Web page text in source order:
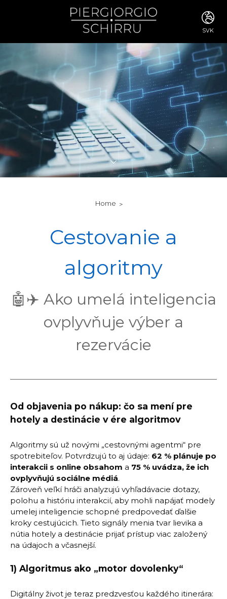
SVK
ITA
ENG
FRA
DEU
RUS
CHI
SVE
POR
ARA
DUT
Home
Cestovanie a
algoritmy
🤖✈️ Ako umelá inteligencia
ovplyvňuje výber a
rezervácie
Od objavenia po nákup: čo sa mení pre
hotely a destinácie v ére algoritmov
Algoritmy sú už novými „cestovnými agentmi“ pre
spotrebiteľov. Potvrdzujú to aj údaje: 62 % plánuje po
interakcii s online obsahom a 75 % uvádza, že ich
ovplyvňujú sociálne médiá.
Zároveň veľkí hráči analyzujú vyhľadávacie dotazy,
polohu a históriu interakcií, aby mohli napájať modely
umelej inteligencie schopné predpovedať ďalšie
kroky cestujúcich. Tieto signály menia tvar lievika a
nútia hotely a destinácie prijať prístup viac založený
na údajoch a včasnejší.
1) Algoritmus ako „motor dovolenky“
Digitálny život je teraz predzvesťou každého itinerára: